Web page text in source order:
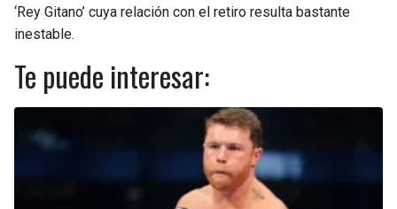
‘Rey Gitano’ cuya relación con el retiro resulta bastante
inestable.
Te puede interesar: